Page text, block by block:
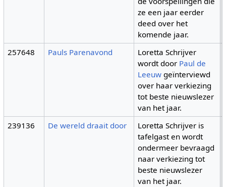
ze een jaar eerder
deed over het
komende jaar.
257648
Pauls Parenavond
Loretta Schrijver
wordt door Paul de
Leeuw geïnterviewd
over haar verkiezing
tot beste nieuwslezer
van het jaar.
239136 De wereld draait door
Loretta Schrijver is
tafelgast en wordt
ondermeer bevraagd
naar verkiezing tot
beste nieuwslezer
van het jaar.